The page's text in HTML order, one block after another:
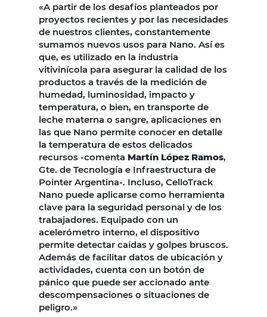
«A partir de los desafíos planteados por
proyectos recientes y por las necesidades
de nuestros clientes, constantemente
sumamos nuevos usos para Nano. Así es
que, es utilizado en la industria
vitivinícola para asegurar la calidad de los
productos a través de la medición de
humedad, luminosidad, impacto y
temperatura, o bien, en transporte de
leche materna o sangre, aplicaciones en
las que Nano permite conocer en detalle
la temperatura de estos delicados
recursos -comenta Martín López Ramos,
Gte. de Tecnología e Infraestructura de
Pointer Argentina-. Incluso, CelloTrack
Nano puede aplicarse como herramienta
clave para la seguridad personal y de los
trabajadores. Equipado con un
acelerómetro interno, el dispositivo
permite detectar caídas y golpes bruscos.
Además de facilitar datos de ubicación y
actividades, cuenta con un botón de
pánico que puede ser accionado ante
descompensaciones o situaciones de
peligro.»